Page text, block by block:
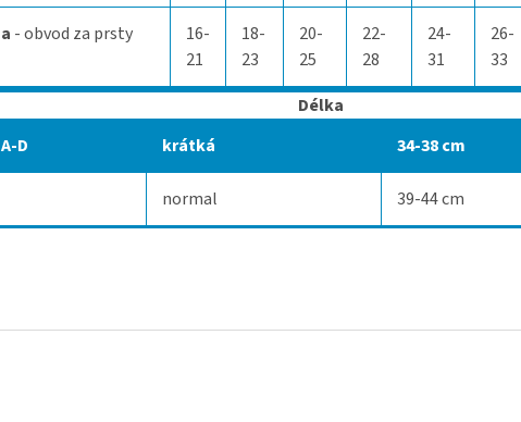
a - obvod za prsty
16-
21
18-
23
20-
25
22-
28
24-
31
26-
33
Délka
A-D
krátká 34-38 cm
normal 39-44 cm